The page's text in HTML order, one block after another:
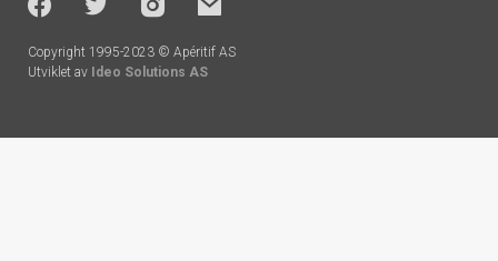
socials
Copyright 1995-2023 © Apéritif AS
Utviklet av Ideo Solutions AS